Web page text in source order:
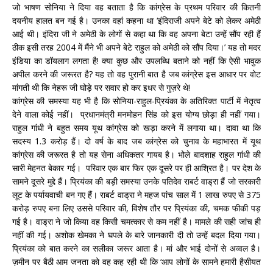
जो भाषण सोनिया ने दिया वह बताता है कि कांग्रेस के प्रथम परिवार की कितनी
दयनीय हालत बन गई है। उनका वहां कहना था ‘इंदिराजी अपने बेटे को लेकर अमेठी
आई थी। इंदिरा जी ने अमेठी के लोगों से कहा था कि वह अपना बेटा उन्हें सौंप रही हैं
ठीक इसी तरह 2004 में मैंने भी अपने बेटे राहुल को अमेठी को सौंप दिया।’ यह तो मदर
इंडिया का डॉयलाग लगता है! क्या कुछ और उपलब्धि बताने को नहीं कि ऐसी भावुक
अपील करने की जरूरत है? यह तो वह पुरानी बात है जब कांग्रेस इस आधार पर वोट
मांगती थी कि नेहरू जी घोड़े पर सवार हो कर इधर से गुज़रे थे!
कांग्रेस की समस्या यह भी है कि सोनिया-राहुल-प्रियंका के अतिरिक्त पार्टी में नेतृत्व
देने वाला कोई नहीं। प्रधानमंत्री मनमोहन सिंह को इस योग्य छोड़ा ही नहीं गया।
राहुल गांधी ने बहुत समय यूथ कांग्रेस को खड़ा करने में लगाया था। दावा था कि
सदस्य 1.3 करोड़ हैं। दो वर्ष के बाद जब कांग्रेस को चुनाव के महाभारत में यूथ
कांग्रेस की जरूरत है तो यह सेना अधिकतर गायब है। भोले बादशाह राहुल गांधी की
सारी मेहनत बेकार गई। परिवार एक बार फिर एक दूसरे पर ही आश्रित है। पर देश के
सामने दूसरे मुद्दे हैं। प्रियंका की बड़ी समस्या उनके पतिदेव राबर्ट वाड्रा हैं जो सरकारी
लूट के पर्यायवाची बन गए हैं। राबर्ट वाड्रा ने महज पांच साल में 1 लाख रुपए से 375
करोड़ रुपए बना लिए उससे परिवार की, विशेष तौर पर प्रियंका की, चमक फीकी पड़
गई है। वाड्रा ने जो किया वह किसी चमत्कार से कम नहीं है। मामले की सही जांच ही
नहीं की गई। अशोक खेमका ने घपले के बारे जानकारी दी तो उन्हें बदल दिया गया।
प्रियंका को बात करने का सलीका जरूर आता है। मां और भाई दोनों से अव्वल है।
ज़मीन पर बैठी आम जनता को वह कह रही थी कि ‘आप लोगों के सामने हमारी हैसीयत